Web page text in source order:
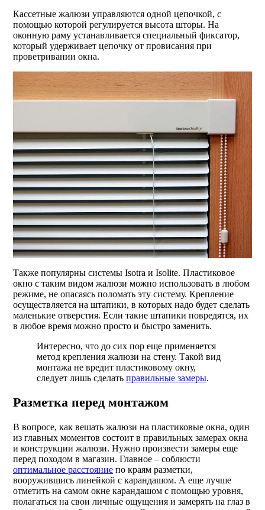
Кассетные жалюзи управляются одной цепочкой, с
помощью которой регулируется высота шторы. На
оконную раму устанавливается специальный фиксатор,
который удерживает цепочку от провисания при
проветривании окна.
Также популярны системы Isotra и Isolite. Пластиковое
окно с таким видом жалюзи можно использовать в любом
режиме, не опасаясь поломать эту систему. Крепление
осуществляется на штапики, в которых надо будет сделать
маленькие отверстия. Если такие штапики повредятся, их
в любое время можно просто и быстро заменить.
Интересно, что до сих пор еще применяется
метод крепления жалюзи на стену. Такой вид
монтажа не вредит пластиковому окну,
следует лишь сделать правильные замеры.
Разметка перед монтажом
В вопросе, как вешать жалюзи на пластиковые окна, один
из главных моментов состоит в правильных замерах окна
и конструкции жалюзи. Нужно произвести замеры еще
перед походом в магазин. Главное – соблюсти
оптимальное расстояние по краям разметки,
вооружившись линейкой с карандашом. А еще лучше
отметить на самом окне карандашом с помощью уровня,
полагаться на свои личные ощущения и замерять на глаз в